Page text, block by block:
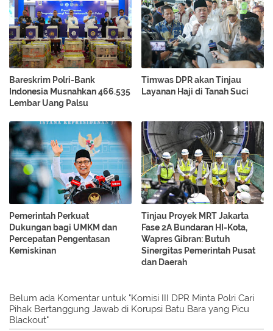
Bareskrim Polri-Bank
Indonesia Musnahkan 466.535
Lembar Uang Palsu
Timwas DPR akan Tinjau
Layanan Haji di Tanah Suci
Pemerintah Perkuat
Dukungan bagi UMKM dan
Percepatan Pengentasan
Kemiskinan
Tinjau Proyek MRT Jakarta
Fase 2A Bundaran HI-Kota,
Wapres Gibran: Butuh
Sinergitas Pemerintah Pusat
dan Daerah
Belum ada Komentar untuk "Komisi III DPR Minta Polri Cari
Pihak Bertanggung Jawab di Korupsi Batu Bara yang Picu
Blackout"